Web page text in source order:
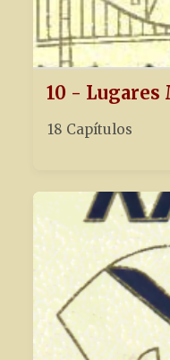
10 -
18 Capítulos